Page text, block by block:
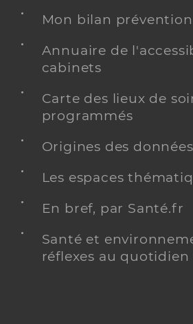
Mon bilan prévention
Annuaire de
cabinets
Carte des lieux de
programmés
Origines des
Les espaces
En bref, par Santé.fr
Santé et
réflexes au quotidien